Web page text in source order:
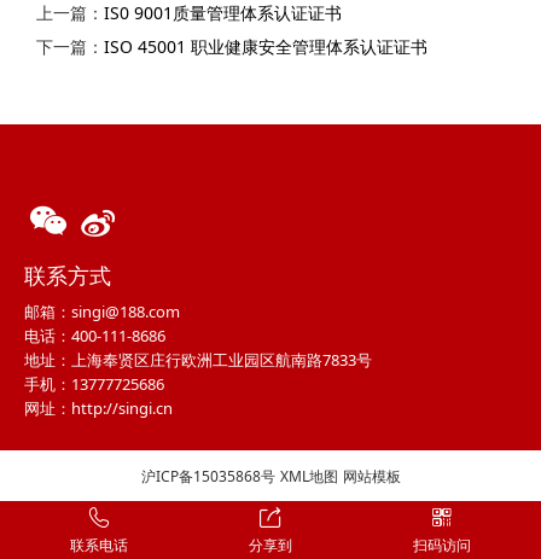
上一篇： IS0 9001质量管理体系认证证书
下一篇： ISO 45001 职业健康安全管理体系认证证书
联系方式
邮箱：singi@188.com
电话：400-111-8686
地址：上海奉贤区庄行欧洲工业园区航南路7833号
手机：13777725686
网址：http://singi.cn
沪ICP备15035868号 XML地图 网站模板
联系电话 分享到 扫码访问